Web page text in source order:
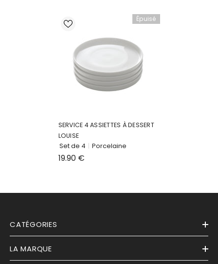
Épuisé
SERVICE 4 ASSIETTES À DESSERT
LOUISE
Set de 4 | Porcelaine
19.90 €
CATÉGORIES
LA MARQUE